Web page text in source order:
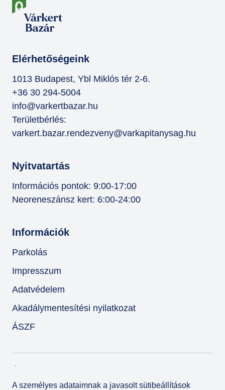
Elérhetőségeink
1013 Budapest, Ybl Miklós tér 2-6.
+36 30 294-5004
info@varkertbazar.hu
Területbérlés:
varkert.bazar.rendezveny@varkapitanysag.hu
Nyitvatartás
Információs pontok: 9:00-17:00
Neoreneszánsz kert: 6:00-24:00
Információk
Parkolás
Impresszum
Adatvédelem
Akadálymentesítési nyilatkozat
ÁSZF
A személyes adataimnak a javasolt sütibeállítások